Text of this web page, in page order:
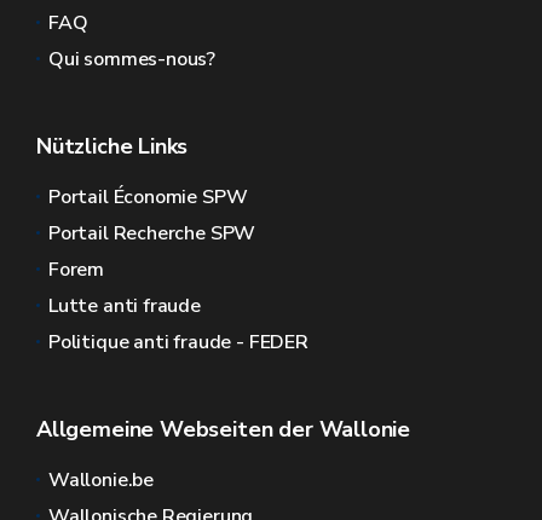
FAQ
Qui sommes-nous?
Nützliche Links
Portail Économie SPW
Portail Recherche SPW
Forem
Lutte anti fraude
Politique anti fraude - FEDER
Allgemeine Webseiten der Wallonie
Wallonie.be